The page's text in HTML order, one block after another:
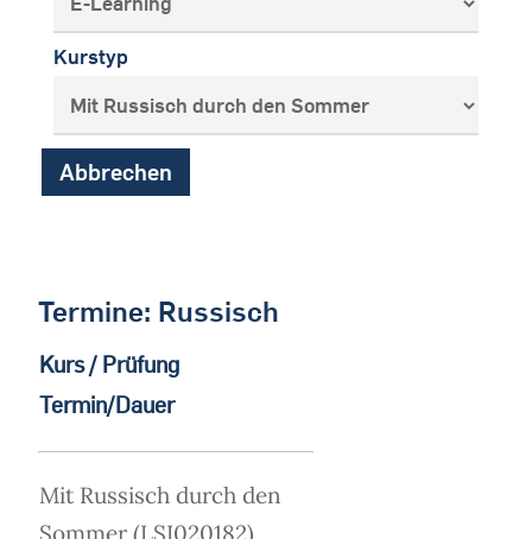
Kurstyp
Abbrechen
Termine: Russisch
Kurs / Prüfung
Termin/Dauer
Mit Russisch durch den
Sommer (LSI020182)